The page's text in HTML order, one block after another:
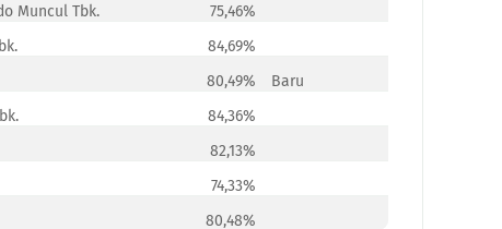
Muncul Tbk.
75,46%
84,69%
80,49%
Baru
84,36%
82,13%
74,33%
80,48%